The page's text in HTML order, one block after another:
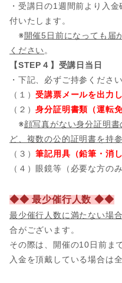
・受講日の1週間前より入
付いたします。
※開催5日前になっても届
ください 。
【STEP４】受講日当日
・下記、必ずご持参ください
（１）受講票メールを出力
（２）身分証明書類（運転
※顔写真がない身分証明
ど、複数の公的証明書を持
（３）筆記用具（鉛筆・消し
（４）眼鏡等（必要な方のみ
◆◆ 最少催行人数 ◆◆
最少催行人数に満たない場
合がございます。
その際は、開催の10日前ま
入金を頂戴している場合は